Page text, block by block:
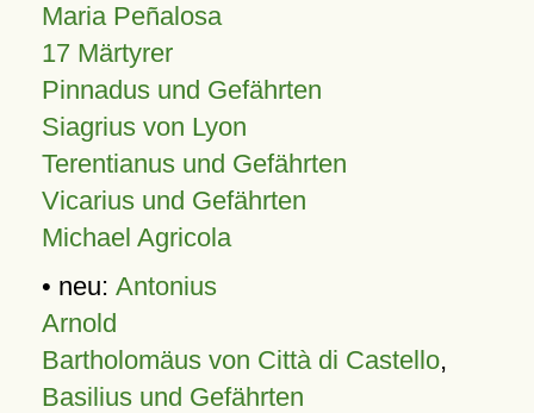
Maria Peñalosa
17 Märtyrer
Pinnadus und Gefährten
Siagrius von Lyon
Terentianus und Gefährten
Vicarius und Gefährten
Michael Agricola
• neu: Antonius
Arnold
Bartholomäus von Città di Castello,
Basilius und Gefährten